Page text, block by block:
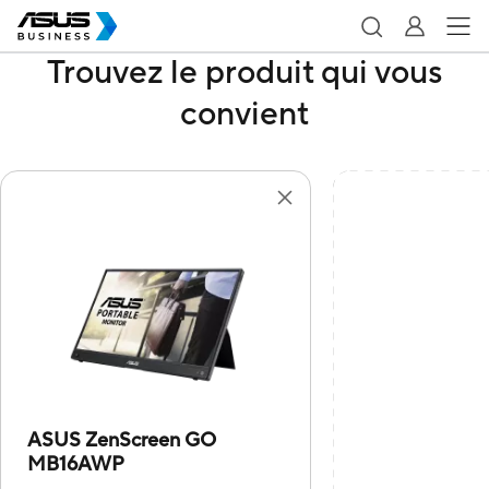
Trouvez le produit qui vous
convient
ASUS ZenScreen GO
MB16AWP